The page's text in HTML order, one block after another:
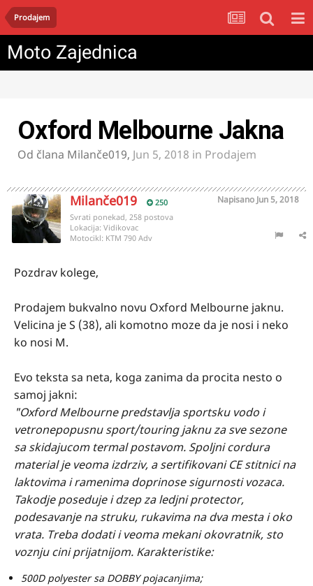
Prodajem
Moto Zajednica
Oxford Melbourne Jakna
Od člana Milanče019, Jun 5, 2018 in Prodajem
Milanče019 250 Napisano Jun 5, 2018
Svrati ponekad, 258 postova
Lokacija: Vidikovac
Motocikl: KTM 790 Adv
Pozdrav kolege,
Prodajem bukvalno novu Oxford Melbourne jaknu.
Velicina je S (38), ali komotno moze da je nosi i neko
ko nosi M.
Evo teksta sa neta, koga zanima da procita nesto o
samoj jakni:
"Oxford Melbourne predstavlja sportsku vodo i
vetronepopusnu sport/touring jaknu za sve sezone
sa skidajucom termal postavom. Spoljni cordura
material je veoma izdrziv, a sertifikovani CE stitnici na
laktovima i ramenima doprinose sigurnosti vozaca.
Takodje poseduje i dzep za ledjni protector,
podesavanje na struku, rukavima na dva mesta i oko
vrata. Treba dodati i veoma mekani okovratnik, sto
voznju cini prijatnijom. Karakteristike:
500D polyester sa DOBBY pojacanjima;